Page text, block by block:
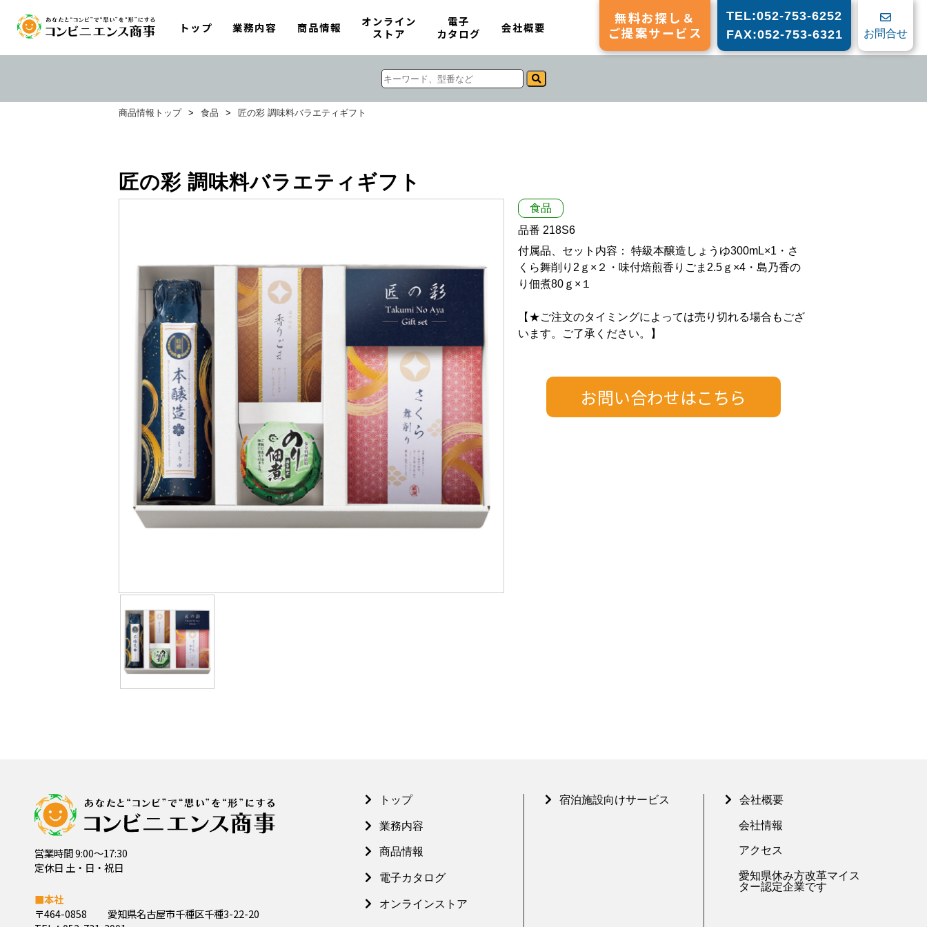
トップ 業務内容 商品情報
オンライン
ストア
電子
カタログ
会社概要
無料お探し＆
ご提案サービス
TEL:052-753-6252
FAX:052-753-6321
お問合せ
商品情報トップ > 食品 > 匠の彩 調味料バラエティギフト
匠の彩 調味料バラエティギフト
食品
品番 218S6
付属品、セット内容： 特級本醸造しょうゆ300mL×1・さ
くら舞削り2ｇ×２・味付焙煎香りごま2.5ｇ×4・島乃香の
り佃煮80ｇ×１
【★ご注文のタイミングによっては売り切れる場合もござ
います。ご了承ください。】
営業時間 9:00～17:30
定休日 土・日・祝日
■本社
〒464-0858
愛知県名古屋市千種区千種3-22-20
トップ
業務内容
商品情報
電子カタログ
オンラインストア
宿泊施設向けサービス 会社概要
会社情報
アクセス
愛知県休み方改革マイス
ター認定企業です